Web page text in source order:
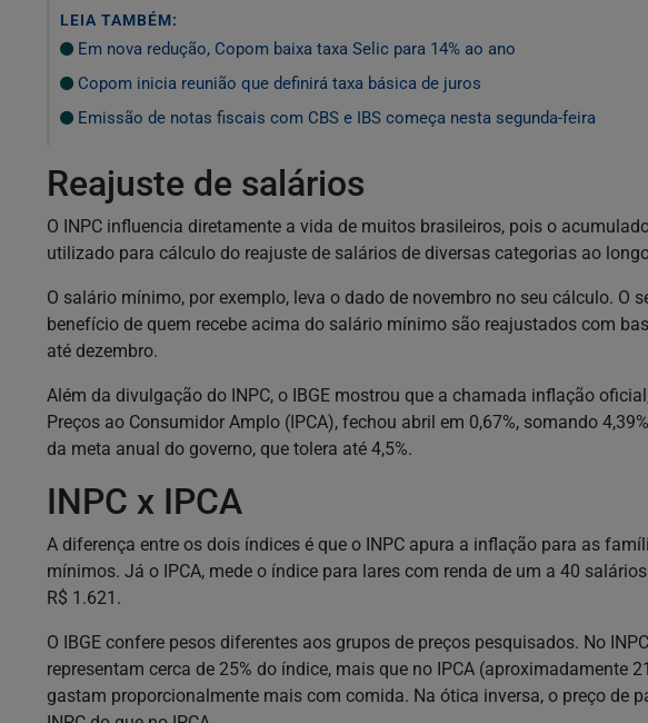
LEIA TAMBÉM:
Em nova redução, Copom baixa taxa Selic para 14% ao ano
Copom inicia reunião que definirá taxa básica de juros
Emissão de notas fiscais com CBS e IBS começa nesta segunda-feira
Reajuste de salários
O INPC influencia diretamente a vida de muitos brasileiros, pois o
utilizado para cálculo do reajuste de salários de diversas categorias ao
O salário mínimo, por exemplo, leva o dado de novembro no seu cálculo. O
benefício de quem recebe acima do salário mínimo são reajustados com
até dezembro.
Além da divulgação do INPC, o IBGE mostrou que a chamada inflação
Preços ao Consumidor Amplo (IPCA), fechou abril em 0,67%, somando
da meta anual do governo, que tolera até 4,5%.
INPC x IPCA
A diferença entre os dois índices é que o INPC apura a inflação para as
mínimos. Já o IPCA, mede o índice para lares com renda de um a 40
R$ 1.621.
O IBGE confere pesos diferentes aos grupos de preços pesquisados. No
representam cerca de 25% do índice, mais que no IPCA (aproximadamente
gastam proporcionalmente mais com comida. Na ótica inversa, o preço de